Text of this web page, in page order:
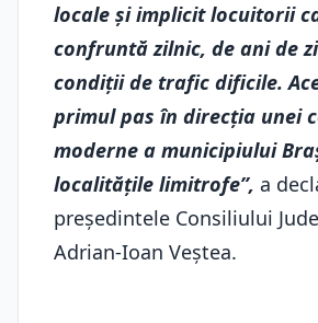
locale şi implicit locuitorii
confruntă zilnic, de ani de
condiţii de trafic dificile.
primul pas în direcţia unei
moderne a municipiului
localităţile limitrofe”, a
preşedintele Consiliului
Adrian-Ioan Veştea.